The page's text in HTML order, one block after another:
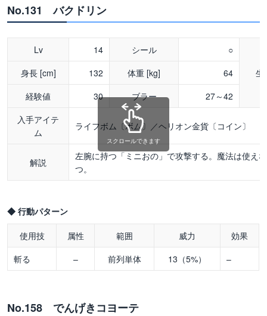
No.131 バクドリン
Lv 14 シール
○
生
身長 [cm] 132 体重 [kg]
64
経験値
30 ブラー
27～42
入手アイテ
ム
ライフボム〔ボム〕／ヘリオン金貨〔コイン〕
解説
左腕に持つ「ミニおの」で攻撃する。魔法は使え
つ。
スクロールできます
◆ 行動パターン
使用技 属性 範囲 威力
効果
斬る
– 前列単体 13（5%） –
No.158 でんげきコヨーテ